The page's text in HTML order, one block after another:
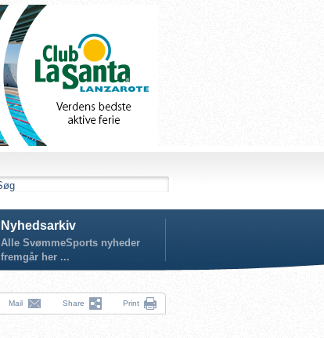
Nyhedsarkiv
Alle SvømmeSports nyheder
fremgår her ...
Mail Share Print